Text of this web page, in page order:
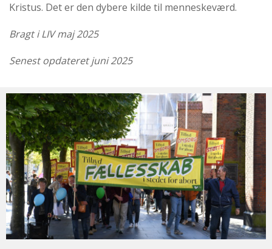
Kristus. Det er den dybere kilde til menneskeværd.
Bragt i LIV maj 2025
Senest opdateret juni 2025
Bliv
medlem
af
Retten
til
Liv